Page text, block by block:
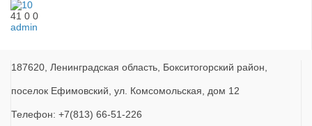
41 0 0
admin
187620, Ленинградская область, Бокситогорский район,
поселок Ефимовский, ул. Комсомольская, дом 12
Телефон: +7(813) 66-51-226